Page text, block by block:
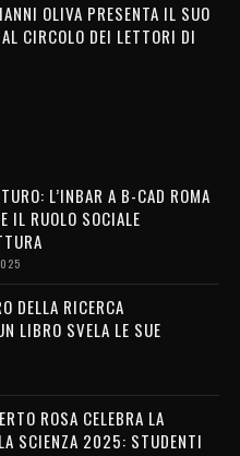
OLIVA PRESENTA IL SUO
CIRCOLO DEI LETTORI DI
L’INBAR A B-CAD ROMA
RUOLO SOCIALE
DELLA RICERCA
LIBRO SVELA LE SUE
ROSA CELEBRA LA
SCIENZA 2025: STUDENTI